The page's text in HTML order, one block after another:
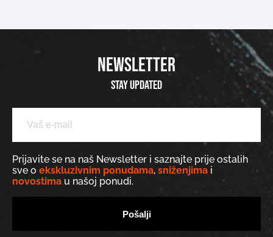
NEWSLETTER
Stay updated
Prijavite se na naš Newsletter i saznajte prije ostalih
sve o ekskluzivnim ponudama, sniženjima i
novostima u našoj ponudi.